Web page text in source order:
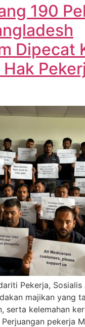
190
Dipecat
Pekerja,
majikan yang
serta kelemahan
pekerja